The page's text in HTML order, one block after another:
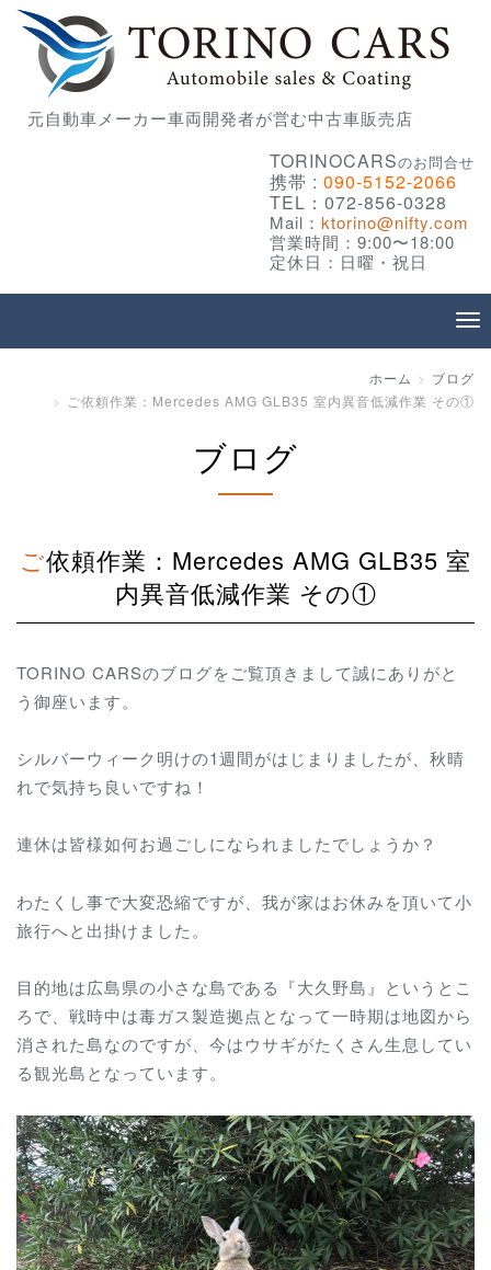
元自動車メーカー車両開発者が営む中古車販売店
TORINOCARSのお問合せ
携帯 : 090-5152-2066
TEL：072-856-0328
Mail： ktorino@nifty.com
営業時間：9:00〜18:00
定休日：日曜・祝日
ホーム
ブログ
ご依頼作業：Mercedes AMG GLB35 室内異音低減作業 その①
ブログ
ご依頼作業：Mercedes AMG GLB35 室
内異音低減作業 その①
TORINO CARSのブログをご覧頂きまして誠にありがと
う御座います。
シルバーウィーク明けの1週間がはじまりましたが、秋晴
れで気持ち良いですね！
連休は皆様如何お過ごしになられましたでしょうか？
わたくし事で大変恐縮ですが、我が家はお休みを頂いて小
旅行へと出掛けました。
目的地は広島県の小さな島である『大久野島』というとこ
ろで、戦時中は毒ガス製造拠点となって一時期は地図から
消された島なのですが、今はウサギがたくさん生息してい
る観光島となっています。